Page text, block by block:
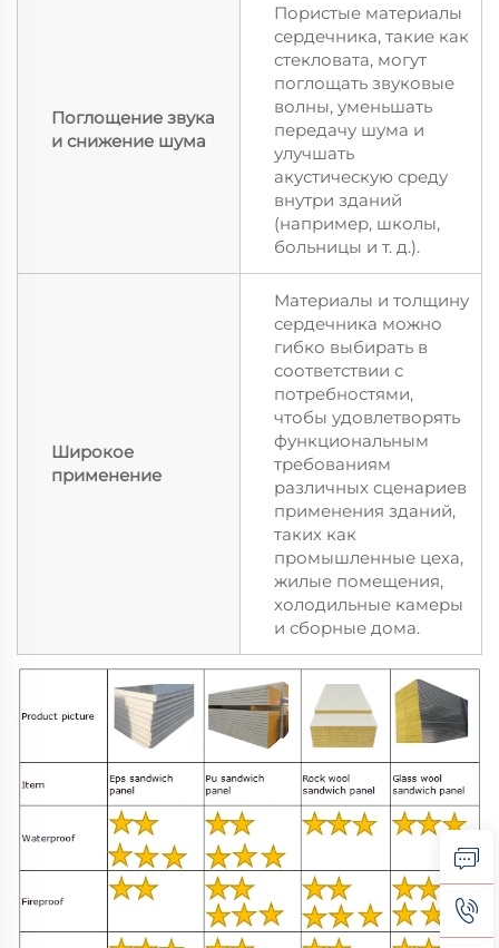
Поглощение звука
и снижение шума
Пористые материалы
сердечника, такие как
стекловата, могут
поглощать звуковые
волны, уменьшать
передачу шума и
улучшать
акустическую среду
внутри зданий
(например, школы,
больницы и т. д.).
Широкое
применение
Материалы и толщину
сердечника можно
гибко выбирать в
соответствии с
потребностями,
чтобы удовлетворять
функциональным
требованиям
различных сценариев
применения зданий,
таких как
промышленные цеха,
жилые помещения,
холодильные камеры
и сборные дома.